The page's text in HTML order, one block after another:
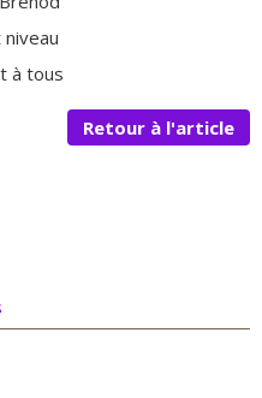
à tous
Retour à l'article